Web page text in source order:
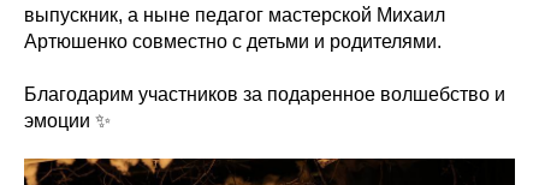
выпускник, а ныне педагог мастерской Михаил
Артюшенко совместно с детьми и родителями.
Благодарим участников за подаренное волшебство и
эмоции ✨